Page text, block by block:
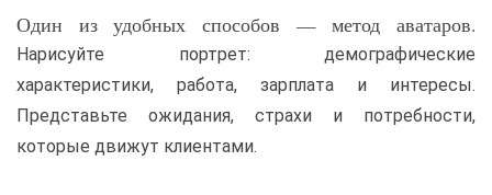
Один из удобных способов — метод аватаров.
Нарисуйте портрет: демографические
характеристики, работа, зарплата и интересы.
Представьте ожидания, страхи и потребности,
которые движут клиентами.